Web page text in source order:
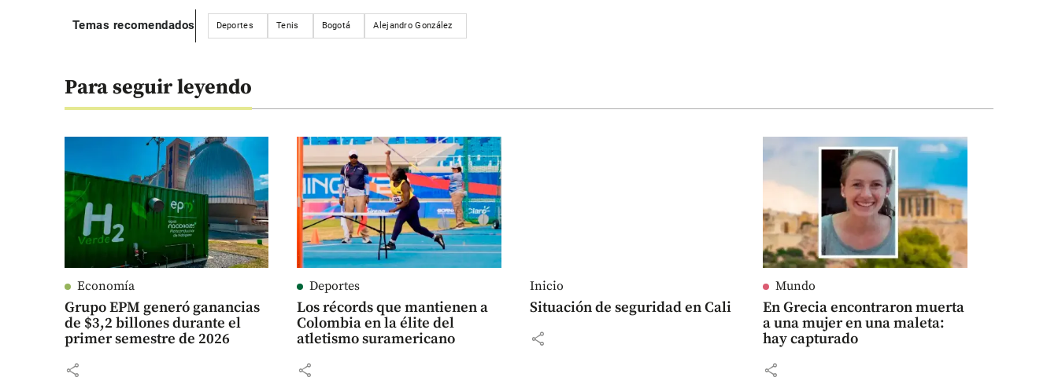
Temas recomendados Deportes Tenis Bogotá Alejandro González
Para seguir leyendo
Economía
Grupo EPM generó ganancias
de $3,2 billones durante el
primer semestre de 2026
share
Deportes
Los récords que mantienen a
Colombia en la élite del
atletismo suramericano
share
Inicio
Situación de seguridad en Cali
share
Mundo
En Grecia encontraron muerta
a una mujer en una maleta:
hay capturado
share